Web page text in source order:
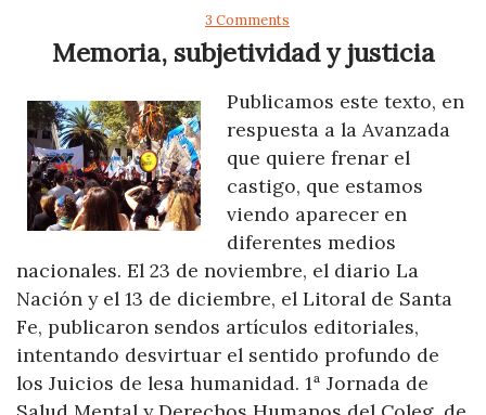
3 Comments
Memoria, subjetividad y justicia
Publicamos este texto, en
respuesta a la Avanzada
que quiere frenar el
castigo, que estamos
viendo aparecer en
diferentes medios
nacionales. El 23 de noviembre, el diario La
Nación y el 13 de diciembre, el Litoral de Santa
Fe, publicaron sendos artículos editoriales,
intentando desvirtuar el sentido profundo de
los Juicios de lesa humanidad. 1ª Jornada de